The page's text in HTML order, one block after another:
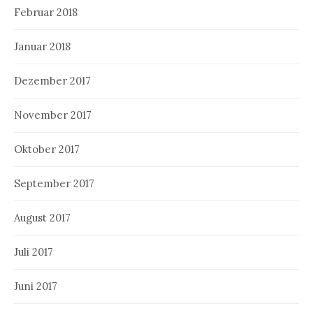
Februar 2018
Januar 2018
Dezember 2017
November 2017
Oktober 2017
September 2017
August 2017
Juli 2017
Juni 2017